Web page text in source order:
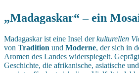
„Madagaskar“ – ein
Madagaskar ist eine Insel derkulturellen
von Tradition und Moderne, der sich in
Aromen des Landes widerspiegelt.
Geschichte, die afrikanische, asiatische